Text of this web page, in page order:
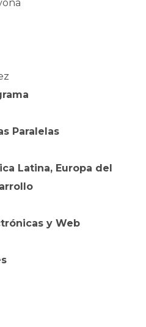
Paralelas
Latina, Europa del
y Web